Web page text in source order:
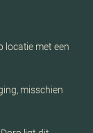
locatie met een
misschien